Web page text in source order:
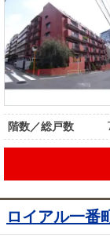
階数／総戸数
ロイアル一番